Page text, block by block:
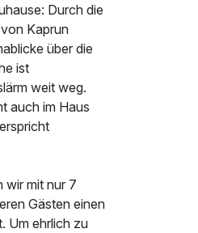
Durch die
Kaprun
über die
ist
weit weg.
auch im Haus
wir mit nur 7
Gästen einen
Um ehrlich zu